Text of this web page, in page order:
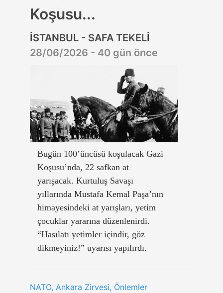
Koşusu...
İSTANBUL - SAFA TEKELİ
28/06/2026 - 40 gün önce
Bugün 100’üncüsü koşulacak Gazi
Koşusu’nda, 22 safkan at
yarışacak. Kurtuluş Savaşı
yıllarında Mustafa Kemal Paşa’nın
himayesindeki at yarışları, yetim
çocuklar yararına düzenlenirdi.
“Hasılatı yetimler içindir, göz
dikmeyiniz!” uyarısı yapılırdı.
NATO, Ankara Zirvesi, Önlemler